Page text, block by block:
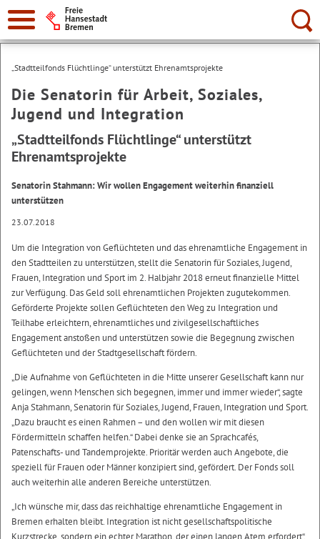
Suche:
„Stadtteilfonds Flüchtlinge“ unterstützt Ehrenamtsprojekte
Die Senatorin für Arbeit, Soziales,
Jugend und Integration
„Stadtteilfonds Flüchtlinge“ unterstützt
Ehrenamtsprojekte
Senatorin Stahmann: Wir wollen Engagement weiterhin finanziell
unterstützen
23.07.2018
Um die Integration von Geflüchteten und das ehrenamtliche Engagement in
den Stadtteilen zu unterstützen, stellt die Senatorin für Soziales, Jugend,
Frauen, Integration und Sport im 2. Halbjahr 2018 erneut finanzielle Mittel
zur Verfügung. Das Geld soll ehrenamtlichen Projekten zugutekommen.
Geförderte Projekte sollen Geflüchteten den Weg zu Integration und
Teilhabe erleichtern, ehrenamtliches und zivilgesellschaftliches
Engagement anstoßen und unterstützen sowie die Begegnung zwischen
Geflüchteten und der Stadtgesellschaft fördern.
„Die Aufnahme von Geflüchteten in die Mitte unserer Gesellschaft kann nur
gelingen, wenn Menschen sich begegnen, immer und immer wieder“, sagte
Anja Stahmann, Senatorin für Soziales, Jugend, Frauen, Integration und Sport.
„Dazu braucht es einen Rahmen – und den wollen wir mit diesen
Fördermitteln schaffen helfen.“ Dabei denke sie an Sprachcafés,
Patenschafts- und Tandemprojekte. Prioritär werden auch Angebote, die
speziell für Frauen oder Männer konzipiert sind, gefördert. Der Fonds soll
auch weiterhin alle anderen Bereiche unterstützen.
„Ich wünsche mir, dass das reichhaltige ehrenamtliche Engagement in
Bremen erhalten bleibt. Integration ist nicht gesellschaftspolitische
Kurzstrecke, sondern ein echter Marathon, der einen langen Atem erfordert“,